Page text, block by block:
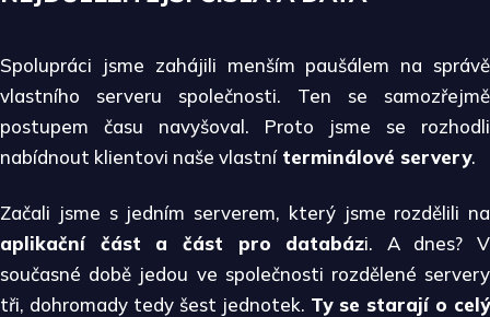
Spolupráci jsme zahájili menším paušálem na správě
vlastního serveru společnosti. Ten se samozřejmě
postupem času navyšoval. Proto jsme se rozhodli
nabídnout klientovi naše vlastníterminálové servery.
Začali jsme s jedním serverem, který jsme rozdělili na
aplikační část a část pro databázi. A dnes? V
současné době jedou ve společnosti rozdělené servery
tři, dohromady tedy šest jednotek. Ty se starají o celý